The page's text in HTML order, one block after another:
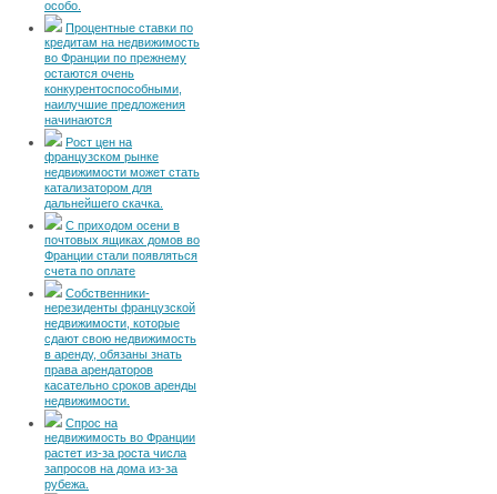
особо.
Процентные ставки по
кредитам на недвижимость
во Франции по прежнему
остаются очень
конкурентоспособными,
наилучшие предложения
начинаются
Рост цен на
французском рынке
недвижимости может стать
катализатором для
дальнейшего скачка.
С приходом осени в
почтовых ящиках домов во
Франции стали появляться
счета по оплате
Собственники-
нерезиденты французской
недвижимости, которые
сдают свою недвижимость
в аренду, обязаны знать
права арендаторов
касательно сроков аренды
недвижимости.
Спрос на
недвижимость во Франции
растет из-за роста числа
запросов на дома из-за
рубежа.